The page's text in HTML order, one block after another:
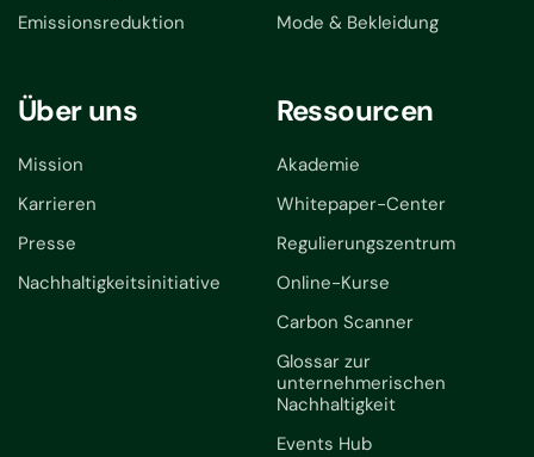
Emissionsreduktion
Mode & Bekleidung
Über uns
Mission
Karrieren
Presse
Nachhaltigkeitsinitiative
Ressourcen
Akademie
Whitepaper-Center
Regulierungszentrum
Online-Kurse
Carbon Scanner
Glossar zur
unternehmerischen
Nachhaltigkeit
Events Hub